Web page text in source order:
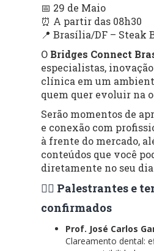
📅 29 de Maio
⏰ A partir das 08h30
📍 Brasília/DF – Steak
O Bridges Connect
especialistas,
clínica em um
quem quer evoluir na
Serão momentos de
e conexão com
à frente do mercado,
conteúdos que você
diretamente no seu
👨‍⚕️ Palestrantes e
confirmados
Prof. José Carlos
Clareamento dental: